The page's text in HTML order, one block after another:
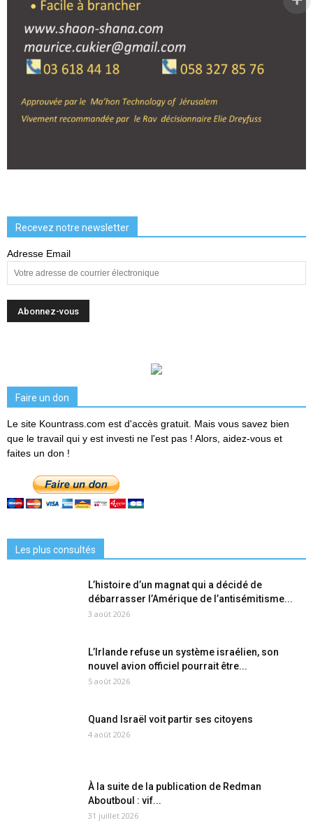
Recevez notre newsletter
Adresse Email
Faire un don
Le site Kountrass.com est d'accès gratuit. Mais vous savez bien
que le travail qui y est investi ne l'est pas ! Alors, aidez-vous et
faites un don !
Les plus consultés
L’histoire d’un magnat qui a décidé de
débarrasser l’Amérique de l’antisémitisme...
3 août 2026
L’Irlande refuse un système israélien, son
nouvel avion officiel pourrait être...
5 août 2026
Quand Israël voit partir ses citoyens
4 août 2026
À la suite de la publication de Redman
Aboutboul : vif...
31 juillet 2026